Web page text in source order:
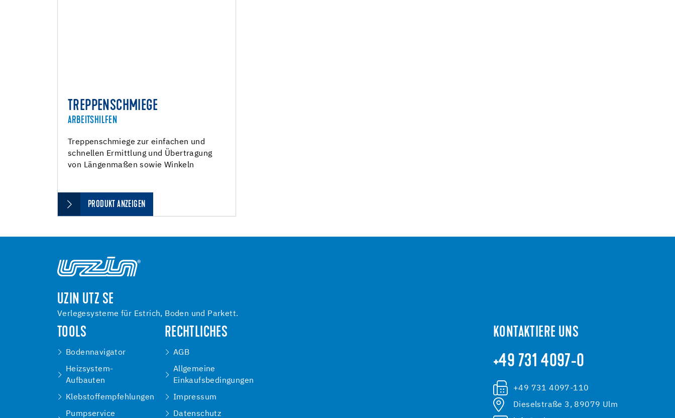
TREPPENSCHMIEGE
ARBEITSHILFEN
Treppenschmiege zur einfachen und
schnellen Ermittlung und Übertragung
von Längenmaßen sowie Winkeln
PRODUKT ANZEIGEN
UZIN UTZ SE
Verlegesysteme für Estrich, Boden und Parkett.
TOOLS
Bodennavigator
Heizsystem-
Aufbauten
Klebstoffempfehlungen
Pumpservice
RECHTLICHES
AGB
Allgemeine
Einkaufsbedingungen
Impressum
Datenschutz
KONTAKTIERE UNS
+49 731 4097-0
+49 731 4097-110
Dieselstraße 3, 89079 Ulm